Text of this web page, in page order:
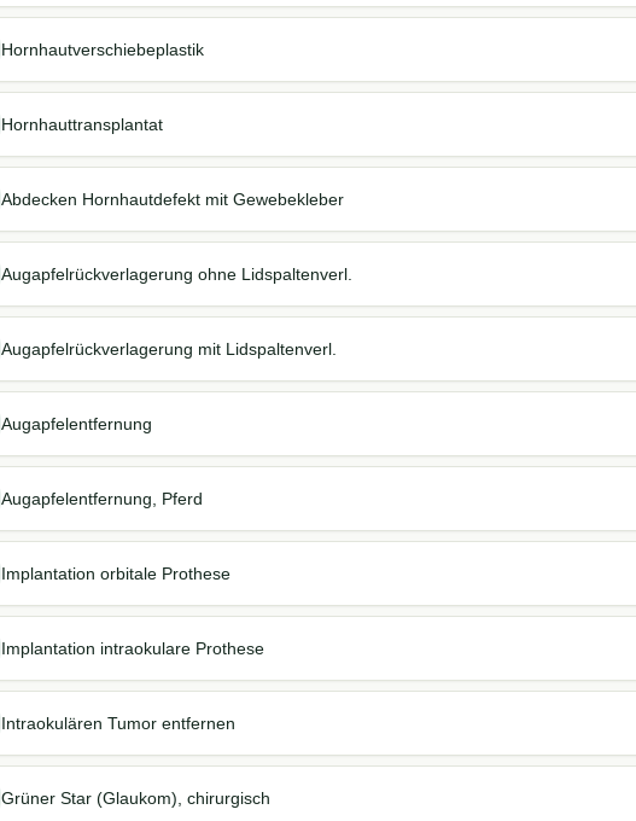
Hornhautverschiebeplastik
Hornhauttransplantat
Abdecken Hornhautdefekt mit Gewebekleber
Augapfelrückverlagerung ohne Lidspaltenverl.
Augapfelrückverlagerung mit Lidspaltenverl.
Augapfelentfernung
Augapfelentfernung, Pferd
Implantation orbitale Prothese
Implantation intraokulare Prothese
Intraokulären Tumor entfernen
Grüner Star (Glaukom), chirurgisch